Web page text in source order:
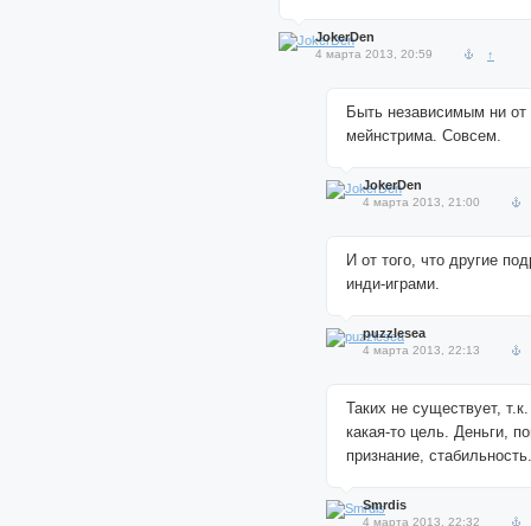
JokerDen
4 марта 2013, 20:59 ↑
Быть независимым ни от
мейнстрима. Совсем.
JokerDen
4 марта 2013, 21:00
И от того, что другие
инди-играми.
puzzlesea
4 марта 2013, 22:13
Таких не существует,
какая-то цель. Деньги,
признание, стабильность.
Smrdis
4 марта 2013, 22:32